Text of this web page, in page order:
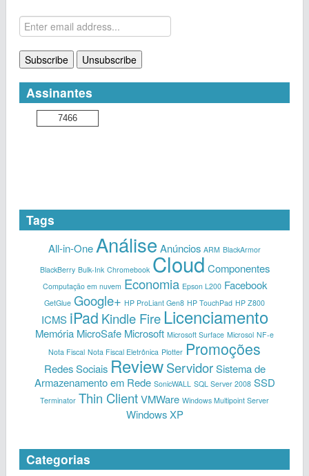
Assinantes
7466
Tags
All-in-OneAnálise Anúncios ARM BlackArmor
BlackBerry Bulk-Ink Chromebook Cloud Componentes
Computação em nuvem Economia Epson L200 Facebook
GetGlue Google+ HP ProLiant Gen8 HP TouchPad HP Z800
ICMS iPad Kindle Fire Licenciamento
Memória MicroSafe Microsoft Microsoft Surface Microsol NF-e
Nota Fiscal Nota Fiscal Eletrônica Plotter Promoções
Redes Sociais Review Servidor Sistema de
Armazenamento em Rede SonicWALL SQL Server 2008 SSD
Terminator Thin ClientVMWare Windows Multipoint Server
Windows XP
Categorias